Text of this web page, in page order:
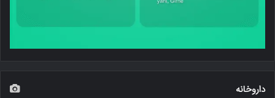
داروخانه